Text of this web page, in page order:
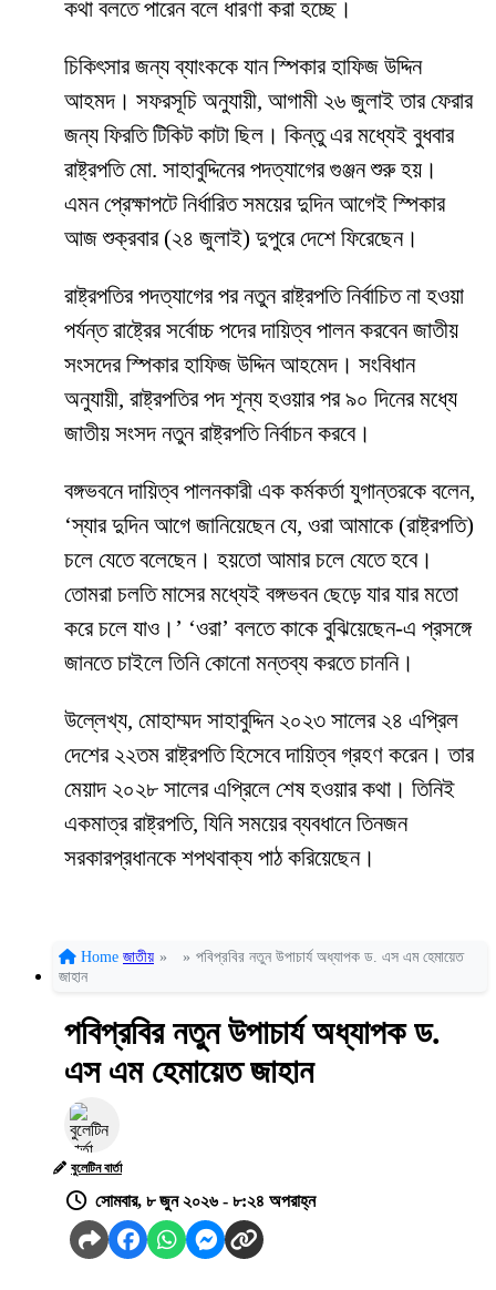
কথা বলতে পারেন বলে ধারণা করা হচ্ছে।
চিকিৎসার জন্য ব্যাংককে যান স্পিকার হাফিজ উদ্দিন
আহমদ। সফরসূচি অনুযায়ী, আগামী ২৬ জুলাই তার ফেরার
জন্য ফিরতি টিকিট কাটা ছিল। কিন্তু এর মধ্যেই বুধবার
রাষ্ট্রপতি মো. সাহাবুদ্দিনের পদত্যাগের গুঞ্জন শুরু হয়।
এমন প্রেক্ষাপটে নির্ধারিত সময়ের দুদিন আগেই স্পিকার
আজ শুক্রবার (২৪ জুলাই) দুপুরে দেশে ফিরেছেন।
রাষ্ট্রপতির পদত্যাগের পর নতুন রাষ্ট্রপতি নির্বাচিত না হওয়া
পর্যন্ত রাষ্ট্রের সর্বোচ্চ পদের দায়িত্ব পালন করবেন জাতীয়
সংসদের স্পিকার হাফিজ উদ্দিন আহমেদ। সংবিধান
অনুযায়ী, রাষ্ট্রপতির পদ শূন্য হওয়ার পর ৯০ দিনের মধ্যে
জাতীয় সংসদ নতুন রাষ্ট্রপতি নির্বাচন করবে।
বঙ্গভবনে দায়িত্ব পালনকারী এক কর্মকর্তা যুগান্তরকে বলেন,
‘স্যার দুদিন আগে জানিয়েছেন যে, ওরা আমাকে (রাষ্ট্রপতি)
চলে যেতে বলেছেন। হয়তো আমার চলে যেতে হবে।
তোমরা চলতি মাসের মধ্যেই বঙ্গভবন ছেড়ে যার যার মতো
করে চলে যাও।’ ‘ওরা’ বলতে কাকে বুঝিয়েছেন-এ প্রসঙ্গে
জানতে চাইলে তিনি কোনো মন্তব্য করতে চাননি।
উল্লেখ্য, মোহাম্মদ সাহাবুদ্দিন ২০২৩ সালের ২৪ এপ্রিল
দেশের ২২তম রাষ্ট্রপতি হিসেবে দায়িত্ব গ্রহণ করেন। তার
মেয়াদ ২০২৮ সালের এপ্রিলে শেষ হওয়ার কথা। তিনিই
একমাত্র রাষ্ট্রপতি, যিনি সময়ের ব্যবধানে তিনজন
সরকারপ্রধানকে শপথবাক্য পাঠ করিয়েছেন।
Home জাতীয় » » পবিপ্রবির নতুন উপাচার্য অধ্যাপক ড. এস এম হেমায়েত
জাহান
পবিপ্রবির নতুন উপাচার্য অধ্যাপক ড.
এস এম হেমায়েত জাহান
বুলেটিন বার্তা
সোমবার, ৮ জুন ২০২৬ - ৮:২৪ অপরাহ্ন